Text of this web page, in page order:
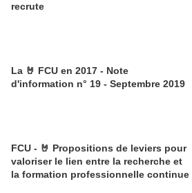
recrute
La 🤘 FCU en 2017 - Note
d'information n° 19 - Septembre 2019
FCU - 🤘 Propositions de leviers pour
valoriser le lien entre la recherche et
la formation professionnelle continue